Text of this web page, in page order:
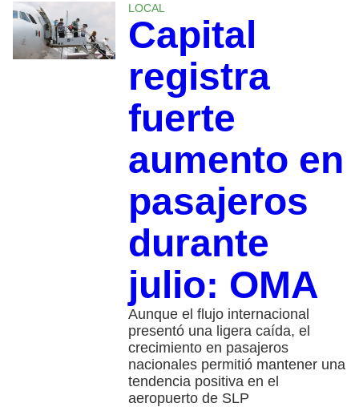
LOCAL
Capital
registra
fuerte
aumento en
pasajeros
durante
julio: OMA
Aunque el flujo internacional
presentó una ligera caída, el
crecimiento en pasajeros
nacionales permitió mantener una
tendencia positiva en el
aeropuerto de SLP